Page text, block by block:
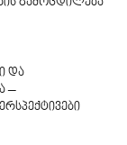
გამოცდილება
და
–